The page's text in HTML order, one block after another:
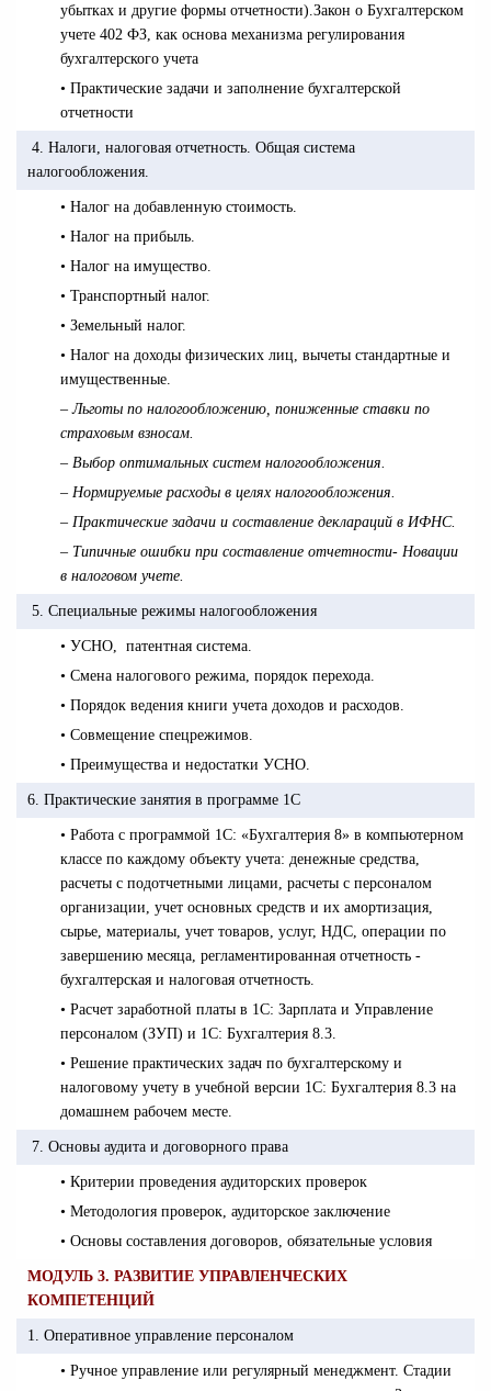
убытках и другие формы отчетности).Закон о Бухгалтерском
учете 402 ФЗ, как основа механизма регулирования
бухгалтерского учета
• Практические задачи и заполнение бухгалтерской
отчетности
4. Налоги, налоговая отчетность. Общая система
налогообложения.
• Налог на добавленную стоимость.
• Налог на прибыль.
• Налог на имущество.
• Транспортный налог.
• Земельный налог.
• Налог на доходы физических лиц, вычеты стандартные и
имущественные.
– Льготы по налогообложению, пониженные ставки по
страховым взносам.
– Выбор оптимальных систем налогообложения.
– Нормируемые расходы в целях налогообложения.
– Практические задачи и составление деклараций в ИФНС.
– Типичные ошибки при составление отчетности- Новации
в налоговом учете.
5. Специальные режимы налогообложения
• УСНО, патентная система.
• Смена налогового режима, порядок перехода.
• Порядок ведения книги учета доходов и расходов.
• Совмещение спецрежимов.
• Преимущества и недостатки УСНО.
6. Практические занятия в программе 1С
• Работа с программой 1С: «Бухгалтерия 8» в компьютерном
классе по каждому объекту учета: денежные средства,
расчеты с подотчетными лицами, расчеты с персоналом
организации, учет основных средств и их амортизация,
сырье, материалы, учет товаров, услуг, НДС, операции по
завершению месяца, регламентированная отчетность -
бухгалтерская и налоговая отчетность.
• Расчет заработной платы в 1С: Зарплата и Управление
персоналом (ЗУП) и 1С: Бухгалтерия 8.3.
• Решение практических задач по бухгалтерскому и
налоговому учету в учебной версии 1С: Бухгалтерия 8.3 на
домашнем рабочем месте.
7. Основы аудита и договорного права
• Критерии проведения аудиторских проверок
• Методология проверок, аудиторское заключение
• Основы составления договоров, обязательные условия
МОДУЛЬ 3. РАЗВИТИЕ УПРАВЛЕНЧЕСКИХ
КОМПЕТЕНЦИЙ
1. Оперативное управление персоналом
• Ручное управление или регулярный менеджмент. Стадии